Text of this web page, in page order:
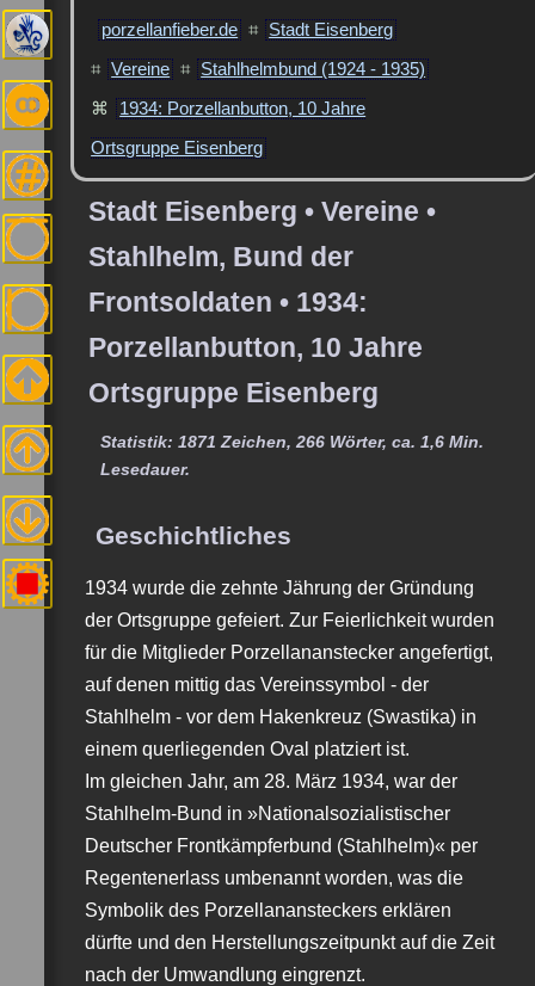
porzellanfieber.de ⌗ Stadt Eisenberg
⌗ Vereine ⌗ Stahlhelmbund (1924 - 1935)
⌘ 1934: Porzellanbutton, 10 Jahre
Ortsgruppe Eisenberg
Stadt Eisenberg • Vereine •
Stahlhelm, Bund der
Frontsoldaten • 1934:
Porzellanbutton, 10 Jahre
Ortsgruppe Eisenberg
Statistik: 1871 Zeichen, 266 Wörter, ca. 1,6 Min.
Lesedauer.
Geschichtliches
1934 wurde die zehnte Jährung der Gründung
der Ortsgruppe gefeiert. Zur Feierlichkeit wurden
für die Mitglieder Porzellananstecker angefertigt,
auf denen mittig das Vereinssymbol - der
Stahlhelm - vor dem Hakenkreuz (Swastika) in
einem querliegenden Oval platziert ist.
Im gleichen Jahr, am 28. März 1934, war der
Stahlhelm-Bund in »Nationalsozialistischer
Deutscher Frontkämpferbund (Stahlhelm)« per
Regentenerlass umbenannt worden, was die
Symbolik des Porzellanansteckers erklären
dürfte und den Herstellungszeitpunkt auf die Zeit
nach der Umwandlung eingrenzt.